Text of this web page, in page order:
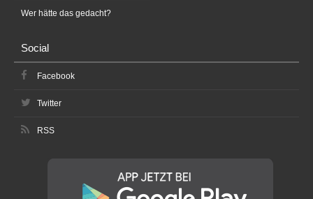
Wer hätte das gedacht?
Social
Facebook
Twitter
RSS